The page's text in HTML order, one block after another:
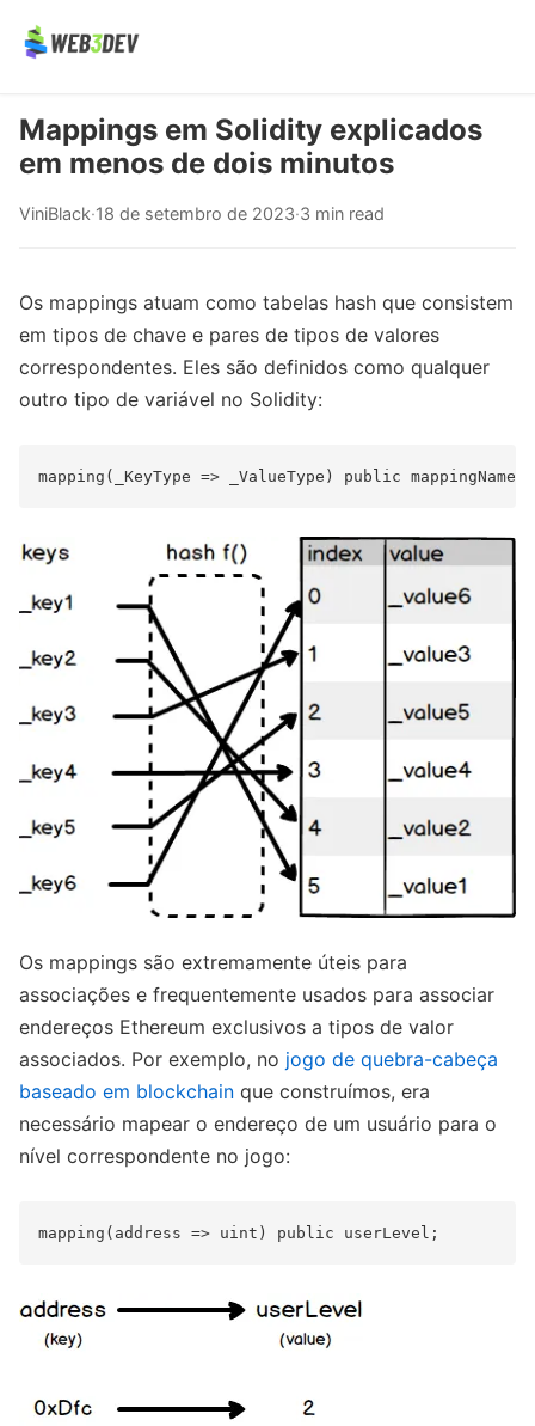
Mappings em Solidity explicados
em menos de dois minutos
ViniBlack·18 de setembro de 2023·3 min read
Os mappings atuam como tabelas hash que consistem
em tipos de chave e pares de tipos de valores
correspondentes. Eles são definidos como qualquer
outro tipo de variável no Solidity:
Os mappings são extremamente úteis para
associações e frequentemente usados ​​para associar
endereços Ethereum exclusivos a tipos de valor
associados. Por exemplo, no jogo de quebra-cabeça
baseado em blockchain que construímos, era
necessário mapear o endereço de um usuário para o
nível correspondente no jogo: